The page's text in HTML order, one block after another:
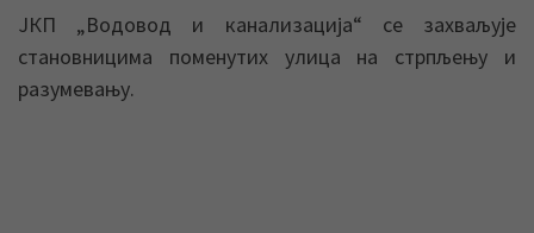
ЈКП „Водовод и канализација“ се захваљује
становницима поменутих улица на стрпљењу и
разумевању.